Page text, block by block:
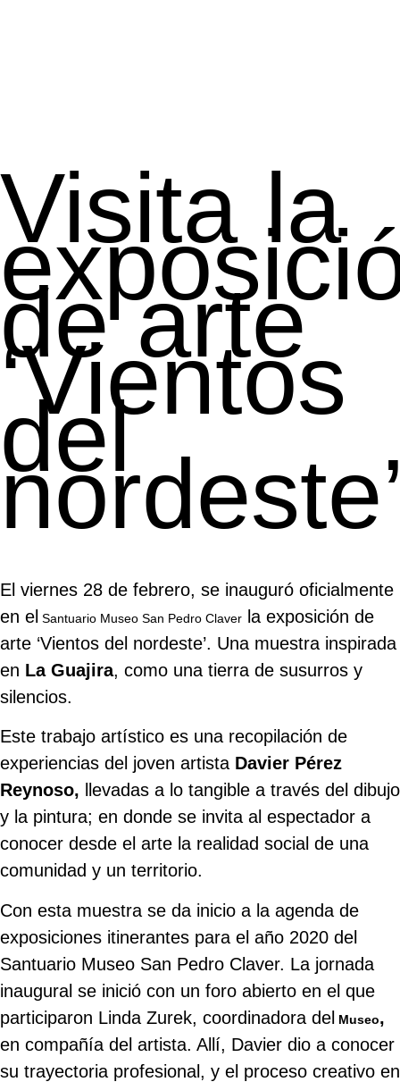
Visita la
de arte
‘Vientos
del
El viernes 28 de febrero, se inauguró oficialmente
en el Santuario Museo San Pedro Claver
la exposición de
arte ‘Vientos del nordeste’. Una muestra inspirada
en La Guajira, como una tierra de susurros y
silencios.
Este trabajo artístico es una recopilación de
experiencias del joven artista Davier Pérez
Reynoso, llevadas a lo tangible a través del dibujo
y la pintura; en donde se invita al espectador a
conocer desde el arte la realidad social de una
comunidad y un territorio.
Con esta muestra se da inicio a la agenda de
exposiciones itinerantes para el año 2020 del
Santuario Museo San Pedro Claver. La jornada
inaugural se inició con un foro abierto en el que
participaron Linda Zurek, coordinadora del Museo,
en compañía del artista. Allí, Davier dio a conocer
su trayectoria profesional, y el proceso creativo en